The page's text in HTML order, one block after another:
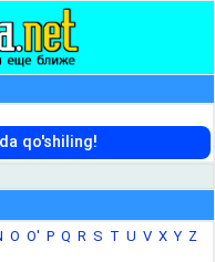
qo'shiling!
O O' P Q R S T U V X Y Z